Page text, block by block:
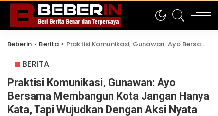
Beberin > Berita> Praktisi Komunikasi, Gunawan: Ayo Bersama Membangun Kota Jangan Hanya Kata, Tapi Wujudkan Dengan Aksi Nyata
BERITA
Praktisi Komunikasi, Gunawan: Ayo
Bersama Membangun Kota Jangan Hanya
Kata, Tapi Wujudkan Dengan Aksi Nyata